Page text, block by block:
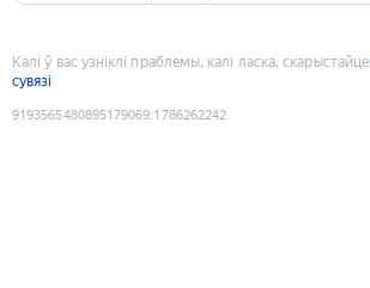
Калі ў вас узніклі праблемы, калі ласка, скарыстайце
сувязі
9193565480895179069:1786262242